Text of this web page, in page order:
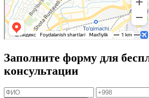
Заполните форму для
консультации